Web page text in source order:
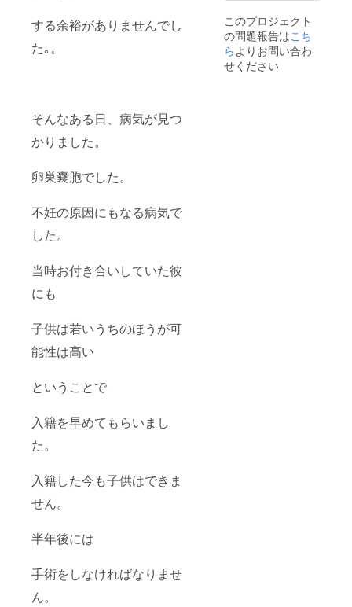
する余裕がありませんでし
た｡。
そんなある日、病気が見つ
かりました。
卵巣嚢胞でした。
不妊の原因にもなる病気で
した。
当時お付き合いしていた彼
にも
子供は若いうちのほうが可
能性は高い
ということで
入籍を早めてもらいまし
た。
入籍した今も子供はできま
せん。
半年後には
手術をしなければなりませ
ん。
このプロジェクト
の問題報告はこち
らよりお問い合わ
せください